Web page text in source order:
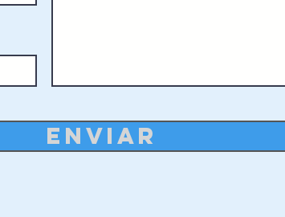
ENVIAR